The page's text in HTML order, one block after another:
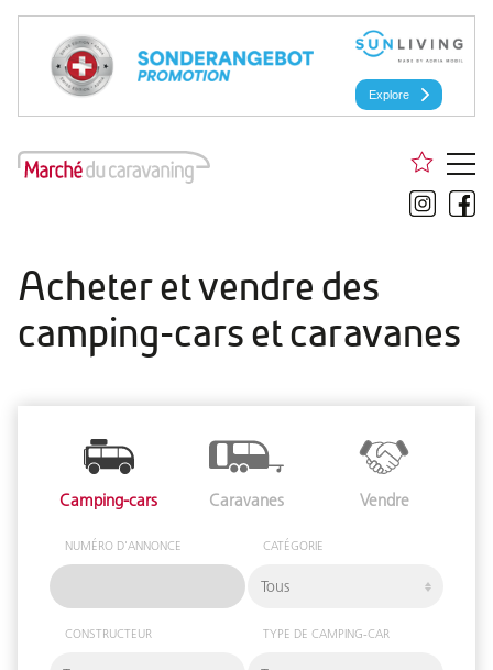
Acheter et vendre des
camping-cars et caravanes
Camping-cars Caravanes Vendre
NUMÉRO D'ANNONCE CATÉGORIE
CONSTRUCTEUR TYPE DE CAMPING-CAR